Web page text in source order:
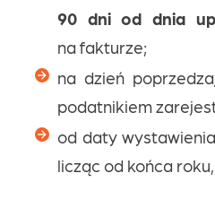
90 dni od dnia
na fakturze;
na dzień
podatnikiem
od daty
licząc od końca